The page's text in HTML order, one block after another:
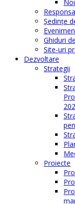
Şedinţe
Ghiduri
Site-uri
Dezvoltare
Strategii
Proiecte